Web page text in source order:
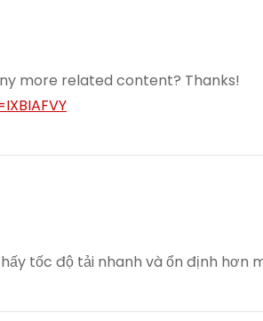
more related content? Thanks!
tốc độ tải nhanh và ổn định hơn